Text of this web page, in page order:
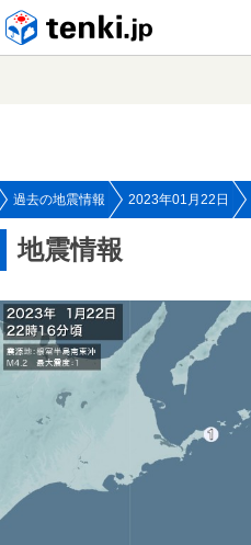
過去の地震情報 2023年01月22日
地震情報